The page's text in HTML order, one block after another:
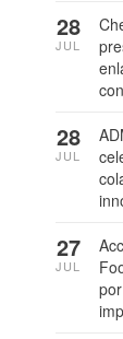
28
JUL
28
JUL
27
JUL